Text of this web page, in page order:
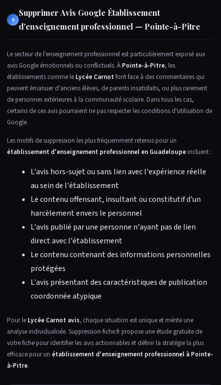
5
Supprimer Avis Google Établissement
d'enseignement professionnel — Pointe-à-Pitre
Le secteur de l'enseignement professionnel est particulièrement exposé aux
avis Google émotionnels ou conflictuels. À Pointe-à-Pitre, les
établissements comme le Lycée Carnot font face à des commentaires qui
peuvent émanuer d'anciens élèves, de parents insatisfaits, ou plus rarement
de personnes extérieures à la communauté scolaire. Dans tous les cas,
certains de ces avis pourraient ne pas respecter les conditions d'utilisation de
Google.
Les motifs de suppression les plus fréquemment retenus pour un
établissement d'enseignement professionnel en Guadeloupe incluent :
L'avis hors-sujet ou sans lien avec l'expérience réelle
au sein de l'établissement
Le contenu offensant, insultant ou constitutif d'un
harcèlement envers le personnel
L'avis publié par une personne n'ayant pas de lien
direct avec l'établissement
Le contenu contenant des informations personnelles
protégées
L'avis présentant des caractéristiques de publication
coordonnée atypique
Pour le Lycée Carnot avis, chaque situation est unique et mérite une
analyse individualisée. Suppression-fiche.fr propose une étude gratuite de
votre fiche pour identifier les avis actionnables et définir la stratégie la plus
efficace pour un établissement d'enseignement professionnel à Pointe-
à-Pitre.